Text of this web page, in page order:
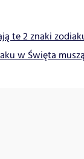
te 2 znaki
w Święta